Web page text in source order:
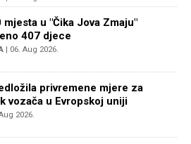
mjesta u "Čika Jova Zmaju"
407 djece
| 06. Aug 2026.
privremene mjere za
vozača u Evropskoj uniji
2026.